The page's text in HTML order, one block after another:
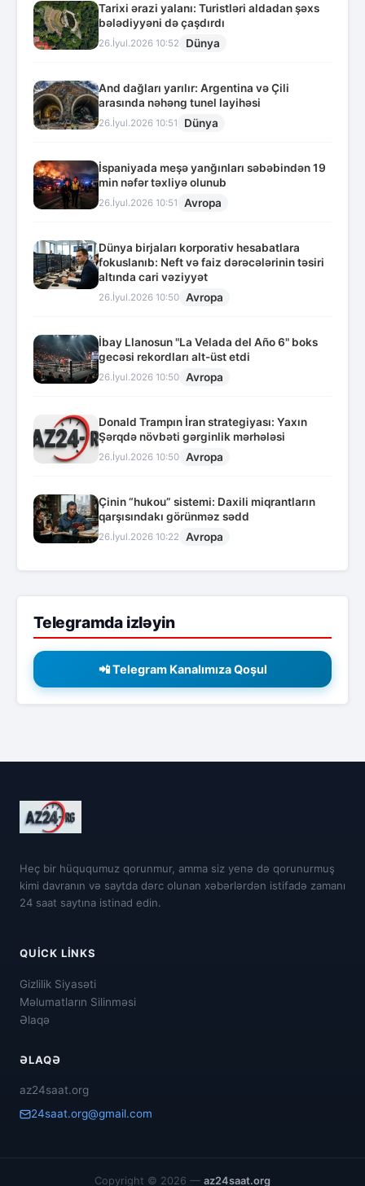
Tarixi ərazi yalanı: Turistləri aldadan şəxs
bələdiyyəni də çaşdırdı
26.İyul.2026 10:52 Dünya
And dağları yarılır: Argentina və Çili
arasında nəhəng tunel layihəsi
26.İyul.2026 10:51 Dünya
İspaniyada meşə yanğınları səbəbindən 19
min nəfər təxliyə olunub
26.İyul.2026 10:51 Avropa
Dünya birjaları korporativ hesabatlara
fokuslanıb: Neft və faiz dərəcələrinin təsiri
altında cari vəziyyət
26.İyul.2026 10:50 Avropa
İbay Llanosun "La Velada del Año 6" boks
gecəsi rekordları alt-üst etdi
26.İyul.2026 10:50 Avropa
Donald Trampın İran strategiyası: Yaxın
Şərqdə növbəti gərginlik mərhələsi
26.İyul.2026 10:50 Avropa
Çinin “hukou” sistemi: Daxili miqrantların
qarşısındakı görünməz sədd
26.İyul.2026 10:22 Avropa
Telegramda izləyin
📲 Telegram Kanalımıza Qoşul
Heç bir hüququmuz qorunmur, amma siz yenə də qorunurmuş
kimi davranın və saytda dərc olunan xəbərlərdən istifadə zamanı
24 saat saytına istinad edin.
QUICK LINKS
Gizlilik Siyasəti
Məlumatların Silinməsi
Əlaqə
ƏLAQƏ
az24saat.org
24saat.org@gmail.com
Copyright © 2026 — az24saat.org